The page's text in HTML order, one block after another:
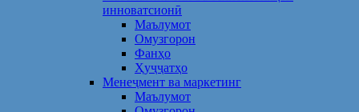
инноватсионӣ
Маълумот
Омузгорон
Фанҳо
Ҳуҷҷатҳо
Менеҷмент ва маркетинг
Маълумот